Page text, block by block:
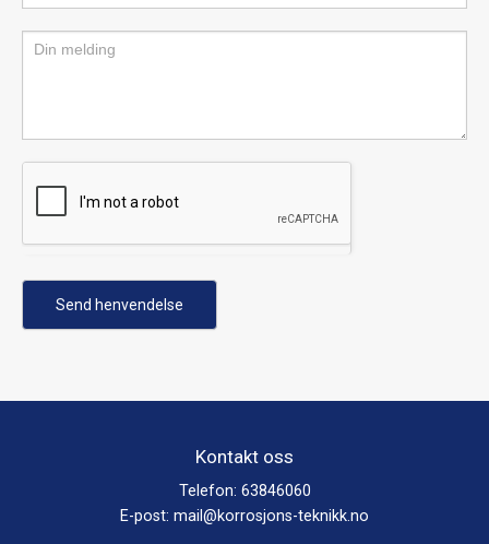
Send henvendelse
Kontakt oss
Telefon: 63846060
E-post: mail@korrosjons-teknikk.no